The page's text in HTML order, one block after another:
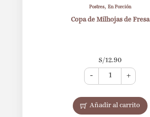
Postres, En Porción
Copa de Milhojas de Fresa
S/12.90
- +
Añadir al carrito